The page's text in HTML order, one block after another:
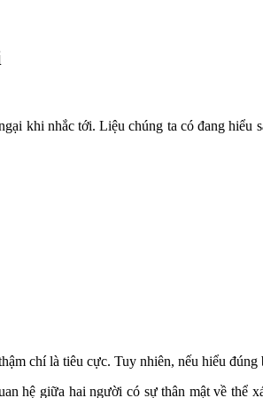
khi nhắc tới. Liệu chúng ta có đang
chí là tiêu cực. Tuy nhiên, nếu hiểu
hệ giữa hai người có sự thân mật về thể